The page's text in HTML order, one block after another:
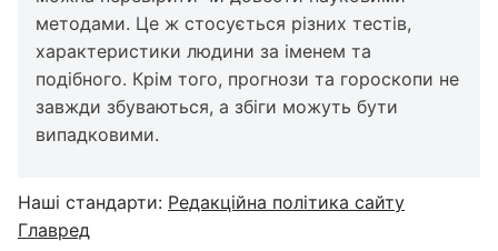
методами. Це ж стосується різних тестів,
характеристики людини за іменем та
подібного. Крім того, прогнози та гороскопи не
завжди збуваються, а збіги можуть бути
випадковими.
Наші стандарти: Редакційна політика сайту
Главред